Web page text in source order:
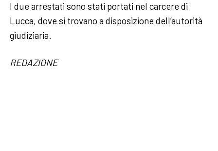
I due arrestati sono stati portati nel carcere di
Lucca, dove si trovano a disposizione dell’autorità
giudiziaria.
REDAZIONE